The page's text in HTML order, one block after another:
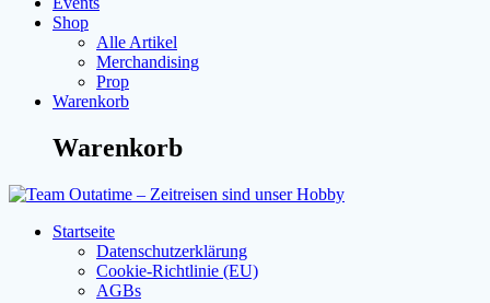
Shop
Alle Artikel
Merchandising
Prop
Warenkorb
Warenkorb
Startseite
Datenschutzerklärung
Cookie-Richtlinie (EU)
AGBs